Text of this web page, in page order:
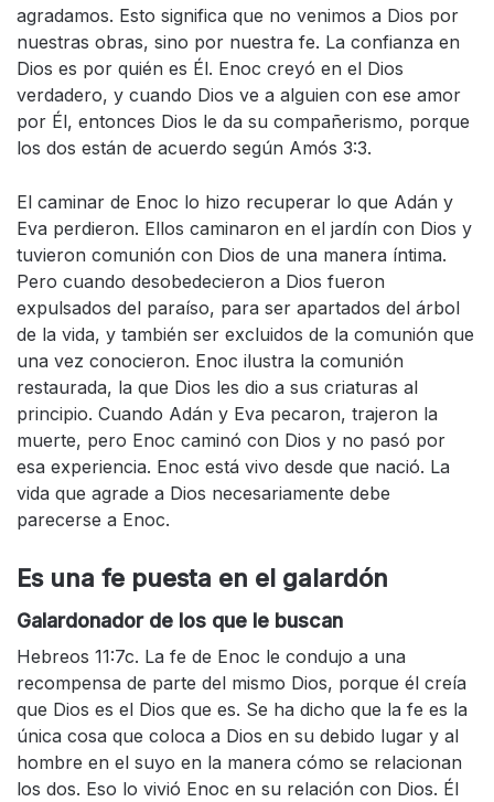
agradamos. Esto significa que no venimos a Dios por
nuestras obras, sino por nuestra fe. La confianza en
Dios es por quién es Él. Enoc creyó en el Dios
verdadero, y cuando Dios ve a alguien con ese amor
por Él, entonces Dios le da su compañerismo, porque
los dos están de acuerdo según Amós 3:3.
El caminar de Enoc lo hizo recuperar lo que Adán y
Eva perdieron. Ellos caminaron en el jardín con Dios y
tuvieron comunión con Dios de una manera íntima.
Pero cuando desobedecieron a Dios fueron
expulsados ​​del paraíso, para ser apartados del árbol
de la vida, y también ser excluidos de la comunión que
una vez conocieron. Enoc ilustra la comunión
restaurada, la que Dios les dio a sus criaturas al
principio. Cuando Adán y Eva pecaron, trajeron la
muerte, pero Enoc caminó con Dios y no pasó por
esa experiencia. Enoc está vivo desde que nació. La
vida que agrade a Dios necesariamente debe
parecerse a Enoc.
Es una fe puesta en el galardón
Galardonador de los que le buscan
Hebreos 11:7c. La fe de Enoc le condujo a una
recompensa de parte del mismo Dios, porque él creía
que Dios es el Dios que es. Se ha dicho que la fe es la
única cosa que coloca a Dios en su debido lugar y al
hombre en el suyo en la manera cómo se relacionan
los dos. Eso lo vivió Enoc en su relación con Dios. Él